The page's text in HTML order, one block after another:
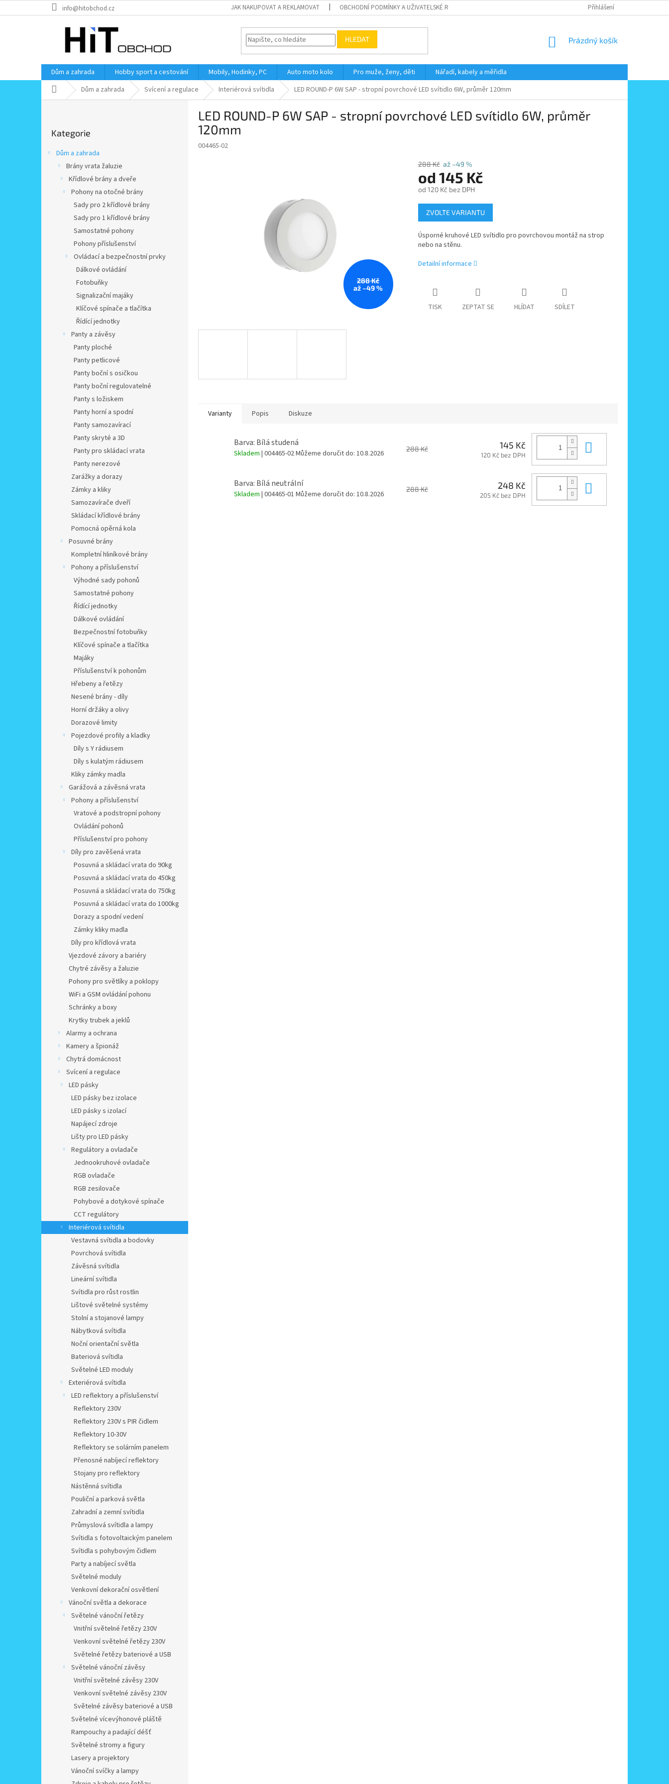
na
info@hitobchod.cz JAK NAKUPOVAT A REKLAMOVAT OBCHODNÍ PODMÍNKY A UŽIVATELSKÉ RADY KONTAKT
Přihlášení
HLEDAT
NÁKUPNÍ
Prázdný košík
Dům a zahrada Hobby sport a cestování Mobily, Hodinky, PC Auto moto kolo Pro muže, ženy, děti
Nářadí, kabely a měřidla
Domů Dům a zahrada Svícení a regulace Interiérová svítidla LED ROUND-P 6W SAP - stropní povrchové LED svítidlo 6W, průměr 120mm
kategorie
Kategorie
Dům a zahrada
Brány vrata žaluzie
Křídlové brány a dveře
Pohony na otočné brány
Sady pro 2 křídlové brány
Sady pro 1 křídlové brány
Samostatné pohony
Pohony příslušenství
Ovládací a bezpečnostní prvky
Dálkové ovládání
Fotobuňky
Signalizační majáky
Klíčové spínače a tlačítka
Řídící jednotky
Panty a závěsy
Panty ploché
Panty petlicové
Panty boční s osičkou
Panty boční regulovatelné
Panty s ložiskem
Panty horní a spodní
Panty samozavírací
Panty skryté a 3D
Panty pro skládací vrata
Panty nerezové
Zarážky a dorazy
Zámky a kliky
Samozavírače dveří
Skládací křídlové brány
Pomocná opěrná kola
Posuvné brány
Kompletní hliníkové brány
Pohony a příslušenství
Výhodné sady pohonů
Samostatné pohony
Řídící jednotky
Dálkové ovládání
Bezpečnostní fotobuňky
Klíčové spínače a tlačítka
Majáky
Příslušenství k pohonům
Hřebeny a řetězy
Nesené brány - díly
Horní držáky a olivy
Dorazové limity
Pojezdové profily a kladky
Díly s Y rádiusem
Díly s kulatým rádiusem
Kliky zámky madla
Garážová a závěsná vrata
Pohony a příslušenství
Vratové a podstropní pohony
Ovládání pohonů
Příslušenství pro pohony
Díly pro zavěšená vrata
Posuvná a skládací vrata do 90kg
Posuvná a skládací vrata do 450kg
Posuvná a skládací vrata do 750kg
Posuvná a skládací vrata do 1000kg
Dorazy a spodní vedení
Zámky kliky madla
Díly pro křídlová vrata
Vjezdové závory a bariéry
Chytré závěsy a žaluzie
Pohony pro světlíky a poklopy
WiFi a GSM ovládání pohonu
Schránky a boxy
Krytky trubek a jeklů
Alarmy a ochrana
Kamery a špionáž
Chytrá domácnost
Svícení a regulace
LED pásky
LED pásky bez izolace
LED pásky s izolací
Napájecí zdroje
Lišty pro LED pásky
Regulátory a ovladače
Jednookruhové ovladače
RGB ovladače
RGB zesilovače
Pohybové a dotykové spínače
CCT regulátory
Interiérová svítidla
Vestavná svítidla a bodovky
Povrchová svítidla
Závěsná svítidla
Lineární svítidla
Svítidla pro růst rostlin
Lištové světelné systémy
Stolní a stojanové lampy
Nábytková svítidla
Noční orientační světla
Bateriová svítidla
Světelné LED moduly
Exteriérová svítidla
LED reflektory a příslušenství
Reflektory 230V
Reflektory 230V s PIR čidlem
Reflektory 10-30V
Reflektory se solárním panelem
Přenosné nabíjecí reflektory
Stojany pro reflektory
Nástěnná svítidla
Pouliční a parková světla
Zahradní a zemní svítidla
Průmyslová svítidla a lampy
Svítidla s fotovoltaickým panelem
Svítidla s pohybovým čidlem
Party a nabíjecí světla
Světelné moduly
Venkovní dekorační osvětlení
Vánoční světla a dekorace
Světelné vánoční řetězy
Vnitřní světelné řetězy 230V
Venkovní světelné řetězy 230V
Světelné řetězy bateriové a USB
Světelné vánoční závěsy
Vnitřní světelné závěsy 230V
Venkovní světelné závěsy 230V
Světelné závěsy bateriové a USB
Světelné vícevýhonové pláště
Rampouchy a padající déšť
Světelné stromy a figury
Lasery a projektory
Vánoční svíčky a lampy
LED ROUND-P 6W SAP - stropní povrchové LED svítidlo 6W, průměr
120mm
004465-02
288 Kč
až –49 %
288 Kč až –49 %
od 145 Kč
od 120 Kčbez DPH
Měrná
cena:
ZVOLTE VARIANTU
Úsporné kruhové LED svítidlo pro povrchovou montáž na strop
nebo na stěnu.
Detailní informace
TISK ZEPTAT SE HLÍDAT SDÍLET
Varianty Popis Diskuze
Barva: Bílá studená
Skladem | 004465-02Můžeme doručit do: 10.8.2026 288 Kč 145 Kč
120 Kč bez DPH
Barva: Bílá neutrální
Skladem | 004465-01 Můžeme doručit do: 10.8.2026 288 Kč 248 Kč
205 Kč bez DPH